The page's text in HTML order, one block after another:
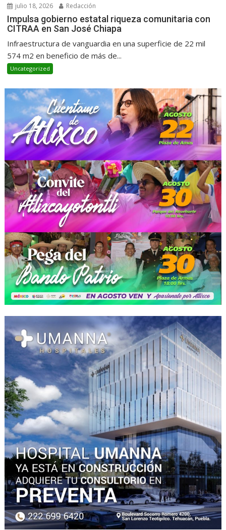
julio 18, 2026 Redacción
Impulsa gobierno estatal riqueza comunitaria con
CITRAA en San José Chiapa
Infraestructura de vanguardia en una superficie de 22 mil
574 m2 en beneficio de más de...
Uncategorized